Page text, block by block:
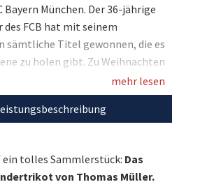
Bayern München. Der 36-jährige
des FCB hat mit seinem
sämtliche Titel gewonnen, die es
zu holen gibt. Zu Weihnachten
das aktuelle Auswärtstrikot mit
Müller-Sonderflock versteigern,
persönlich für Sie signiert
von Stars4Kids!
mehr lesen
ein tolles Sammlerstück: Das
von Thomas Müller.